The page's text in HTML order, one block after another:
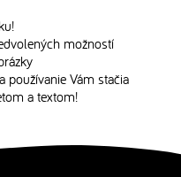
možností
používanie Vám stačia
a textom!